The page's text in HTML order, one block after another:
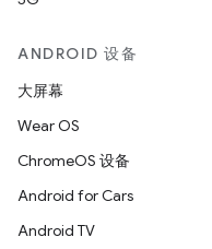
ANDROID 设备
大屏幕
Wear OS
ChromeOS 设备
Android for Cars
Android TV